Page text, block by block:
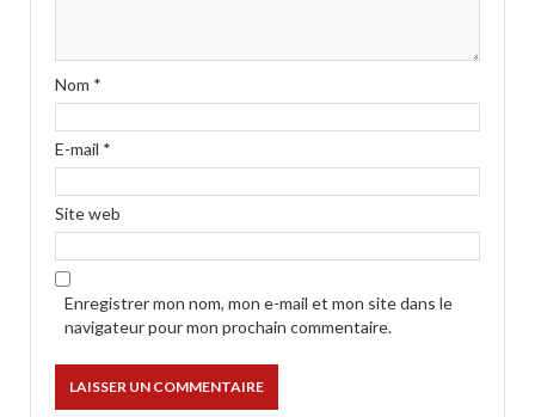
Nom *
E-mail *
Site web
Enregistrer mon nom, mon e-mail et mon site dans le
navigateur pour mon prochain commentaire.